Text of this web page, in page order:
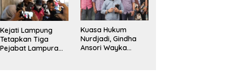
Kejati Lampung
Tetapkan Tiga
Pejabat Lampura
Kuasa Hukum
Nurdjadi, Gindha
Ansori Wayka